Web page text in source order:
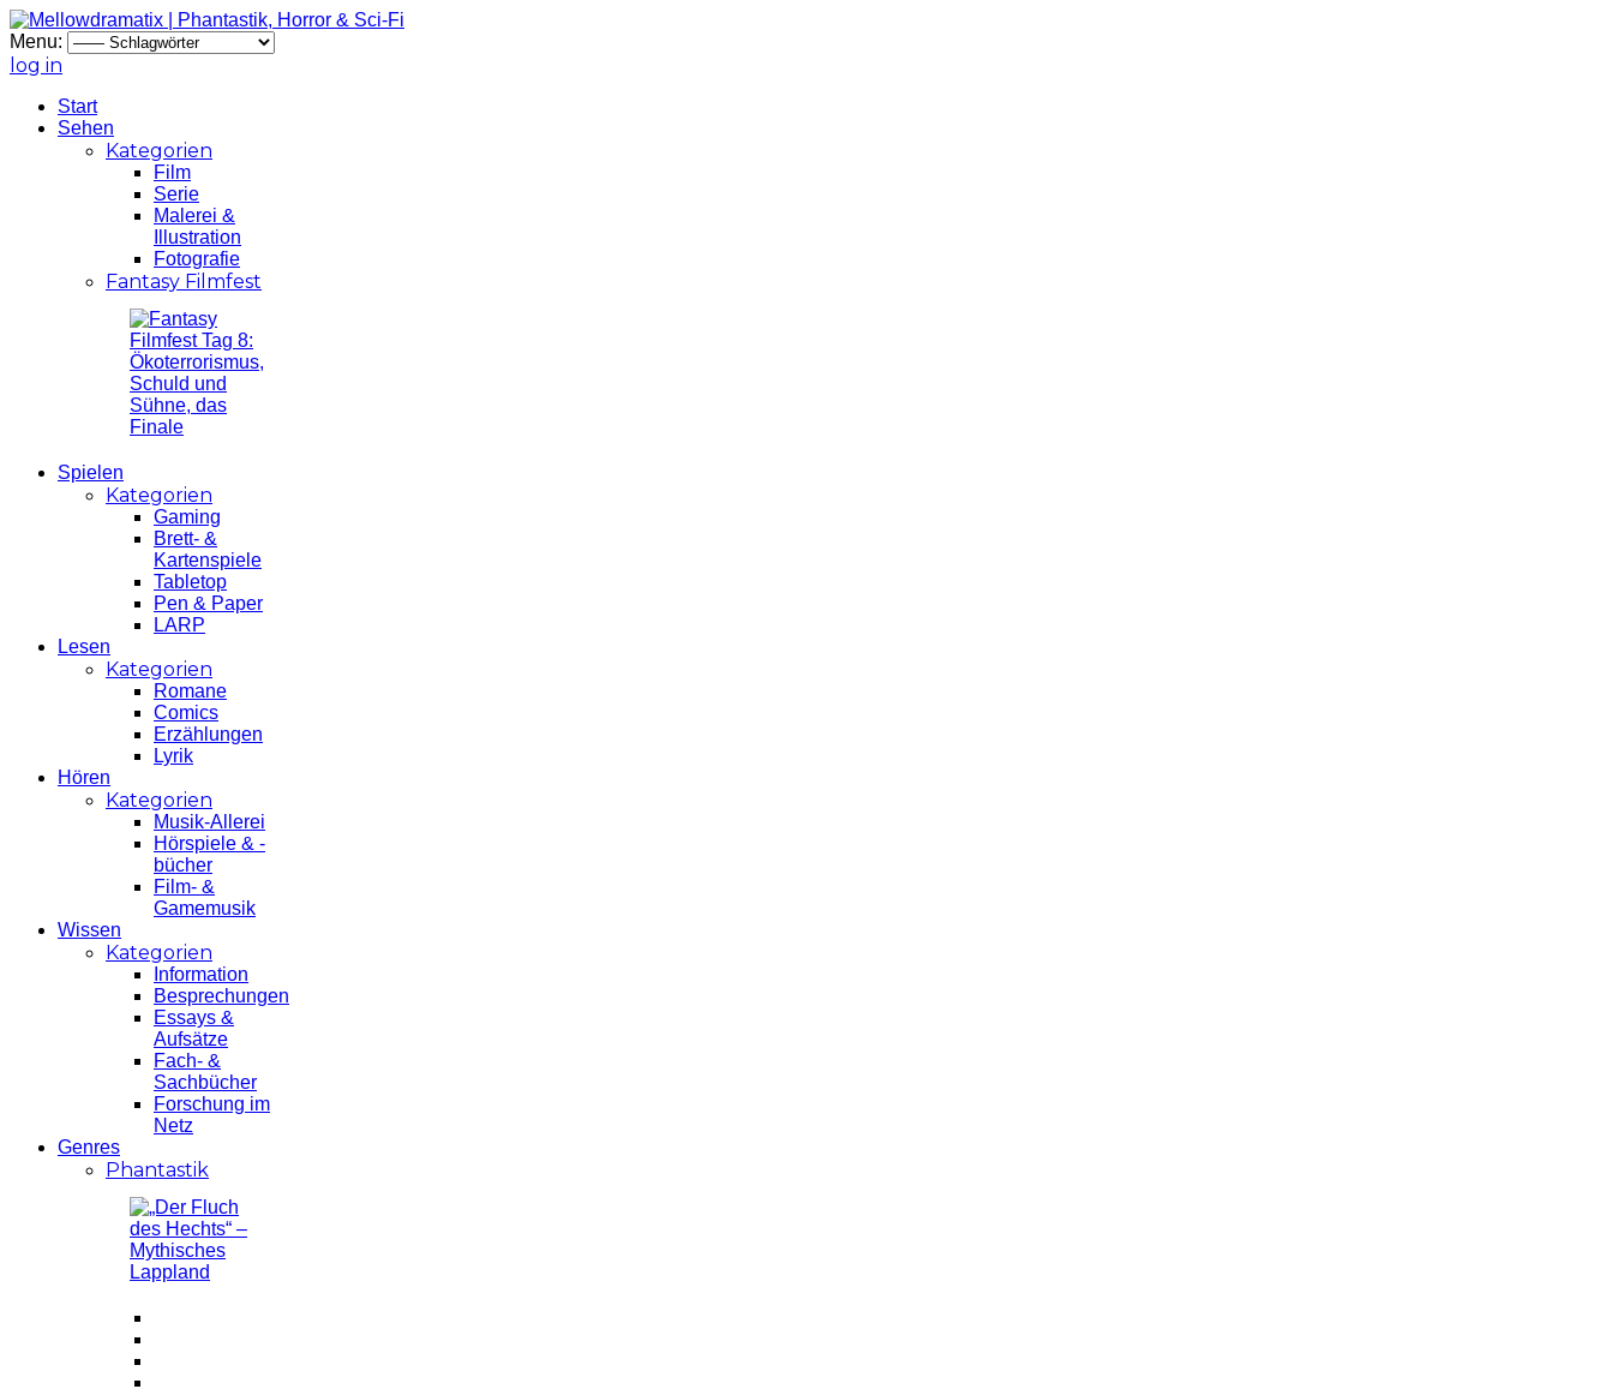
Menu:
log in
Start
Sehen
Kategorien
Film
Serie
Malerei &
Illustration
Fotografie
Fantasy Filmfest
Spielen
Kategorien
Gaming
Brett- &
Kartenspiele
Tabletop
Pen & Paper
LARP
Lesen
Kategorien
Romane
Comics
Erzählungen
Lyrik
Hören
Kategorien
Musik-Allerei
Hörspiele & -
bücher
Film- &
Gamemusik
Wissen
Kategorien
Information
Besprechungen
Essays &
Aufsätze
Fach- &
Sachbücher
Forschung im
Netz
Genres
Phantastik